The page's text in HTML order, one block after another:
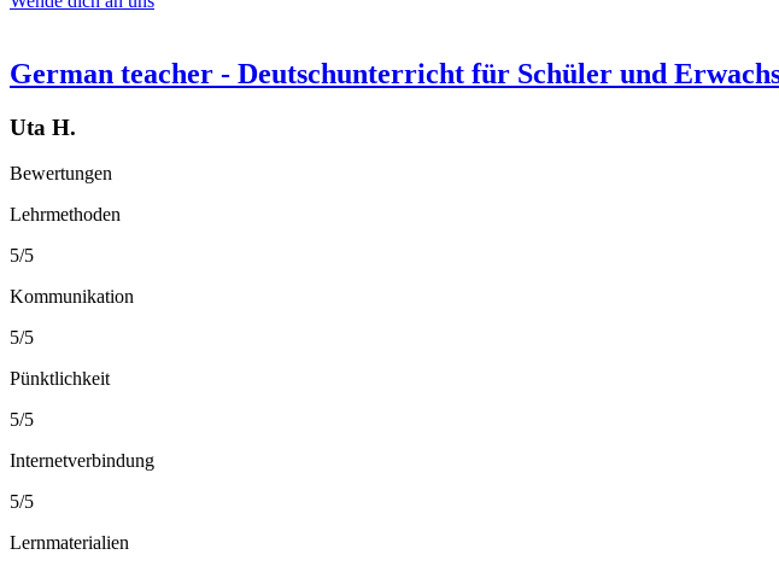
German teacher - Deutschunterricht für Schüler und
Uta H.
Bewertungen
Lehrmethoden
5/5
Kommunikation
5/5
Pünktlichkeit
5/5
Internetverbindung
5/5
Lernmaterialien